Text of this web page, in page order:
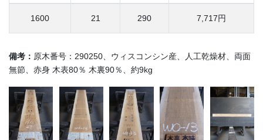
1600 21 290 7,717円
備考： 原木番号：290250、ウィスコンシン産、人工乾燥材、両面
無節、赤身 木表80％ 木裏90％、約9kg